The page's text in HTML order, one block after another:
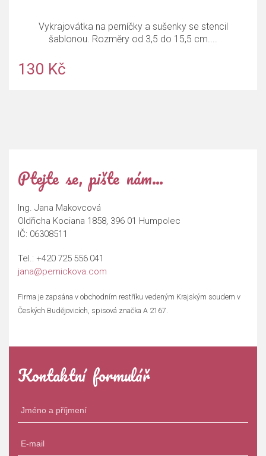
Vykrajovátka na perníčky a sušenky se stencil
šablonou. Rozměry od 3,5 do 15,5 cm....
130 Kč
Ptejte se, pište nám…
Ing. Jana Makovcová
Oldřicha Kociana 1858, 396 01 Humpolec
IČ: 06308511
Tel.: +420 725 556 041
jana@pernickova.com
Firma je zapsána v obchodním restříku vedeným Krajským soudem v
Českých Budějovicích, spisová značka A 2167.
Kontaktní formulář